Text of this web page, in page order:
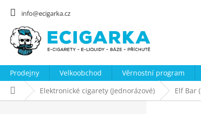
info@ecigarka.cz
Prodejny Velkoobchod Věrnostní program
Domů Elektronické cigarety (Jednorázové) Elf Bar